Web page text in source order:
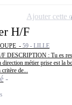
H/F
- 59 - LILLE
DESCRIPTION : Tu es
direction métier prise est la
de...
Ajouter cette